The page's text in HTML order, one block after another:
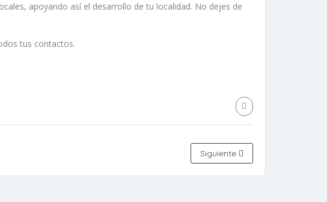
apoyando así el desarrollo de tu localidad. No dejes de
tus contactos.
Siguiente